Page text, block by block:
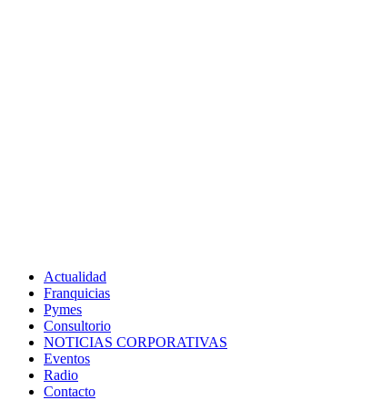
Actualidad
Franquicias
Pymes
Consultorio
NOTICIAS CORPORATIVAS
Eventos
Radio
Contacto